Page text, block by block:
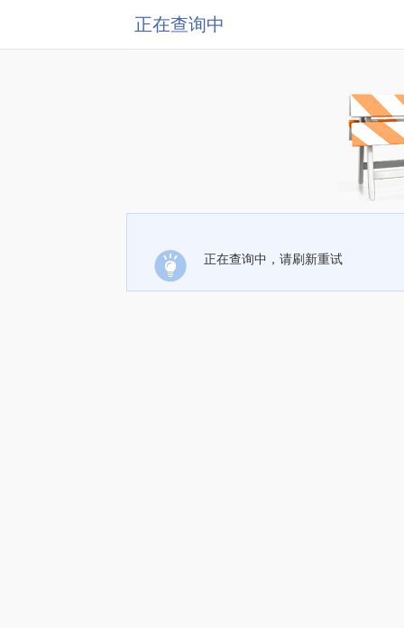
正在查询中
正在查询中，请刷新重试